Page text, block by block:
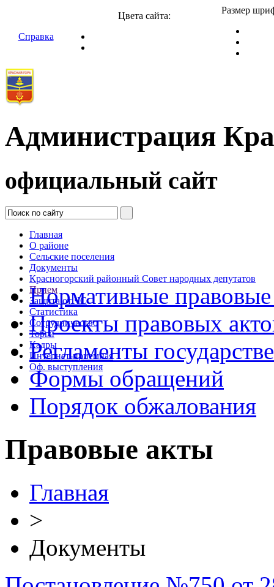
Справка
Цвета сайта:
Размер
Администрация
официальный сайт
Главная
О районе
Сельские поселения
Документы
Красногорский районный Совет народных депутатов
Прием
Защита от ЧС
Статистика
Сотрудничество
Торги
Кадры
Интернет-приемная
Оф. выступления
Нормативные
Проекты правовых
Регламенты
Формы обращений
Порядок обжалования
Правовые акты
Главная
>
Документы